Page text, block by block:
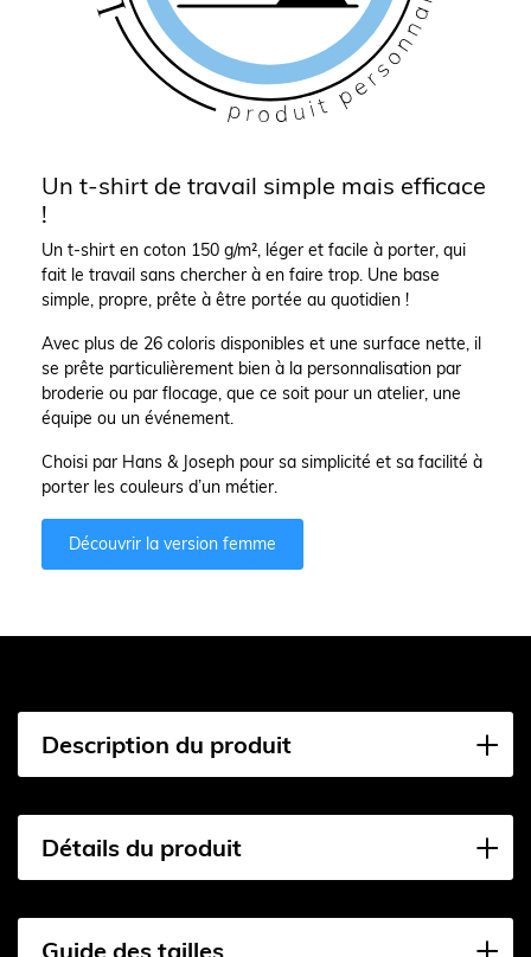
Un t-shirt de travail simple mais efficace
!
Un t-shirt en coton 150 g/m², léger et facile à porter, qui
fait le travail sans chercher à en faire trop. Une base
simple, propre, prête à être portée au quotidien !
Avec plus de 26 coloris disponibles et une surface nette, il
se prête particulièrement bien à la personnalisation par
broderie ou par flocage, que ce soit pour un atelier, une
équipe ou un événement.
Choisi par Hans & Joseph pour sa simplicité et sa facilité à
porter les couleurs d’un métier.
Découvrir la version femme
Description du produit
Détails du produit
Guide des tailles